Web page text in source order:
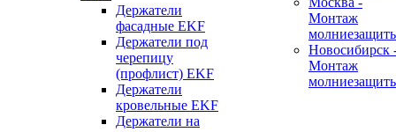
Держатели
фасадные EKF
Держатели под
черепицу
(профлист) EKF
Держатели
кровельные EKF
Держатели на
Монтаж
Новосибирск
Монтаж